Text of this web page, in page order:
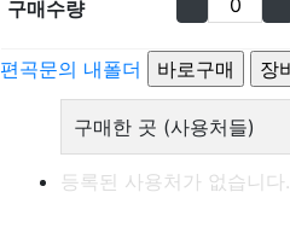
구매수량
편곡문의 내폴더
구매한 곳 (사용처들)
등록된 사용처가 없습니다.